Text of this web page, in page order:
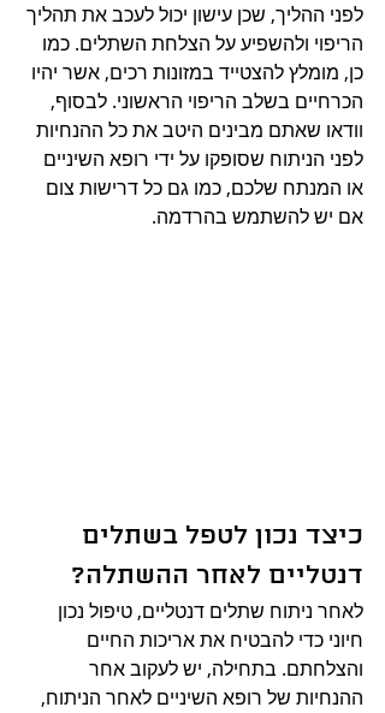
לפני ההליך, שכן עישון יכול לעכב את תהליך
הריפוי ולהשפיע על הצלחת השתלים. כמו
כן, מומלץ להצטייד במזונות רכים, אשר יהיו
הכרחיים בשלב הריפוי הראשוני. לבסוף,
וודאו שאתם מבינים היטב את כל ההנחיות
לפני הניתוח שסופקו על ידי רופא השיניים
או המנתח שלכם, כמו גם כל דרישות צום
אם יש להשתמש בהרדמה.
כיצד נכון לטפל בשתלים
דנטליים לאחר ההשתלה?
לאחר ניתוח שתלים דנטליים, טיפול נכון
חיוני כדי להבטיח את אריכות החיים
והצלחתם. בתחילה, יש לעקוב אחר
ההנחיות של רופא השיניים לאחר הניתוח,